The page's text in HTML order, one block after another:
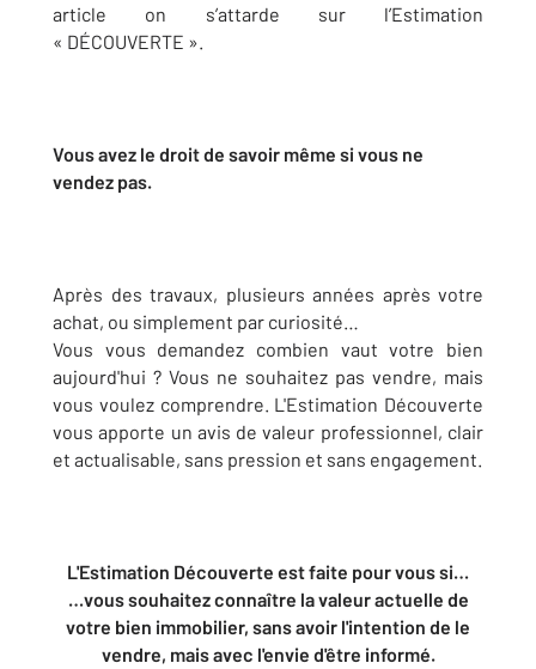
article on s’attarde sur l’Estimation
« DÉCOUVERTE ».
Vous avez le droit de savoir même si vous ne
vendez pas.
Après des travaux, plusieurs années après votre
achat, ou simplement par curiosité…
Vous vous demandez combien vaut votre bien
aujourd'hui ? Vous ne souhaitez pas vendre, mais
vous voulez comprendre. L'Estimation Découverte
vous apporte un avis de valeur professionnel, clair
et actualisable, sans pression et sans engagement.
L'Estimation Découverte est faite pour vous si…
…vous souhaitez connaître la valeur actuelle de
votre bien immobilier, sans avoir l'intention de le
vendre, mais avec l'envie d'être informé.